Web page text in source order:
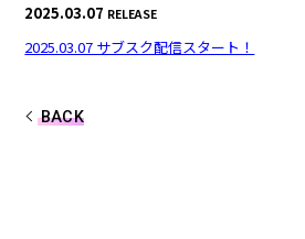
莉犬
ジェル
2025.03.07 RELEASE
2025.03.07 サブスク配信スタート！
BACK